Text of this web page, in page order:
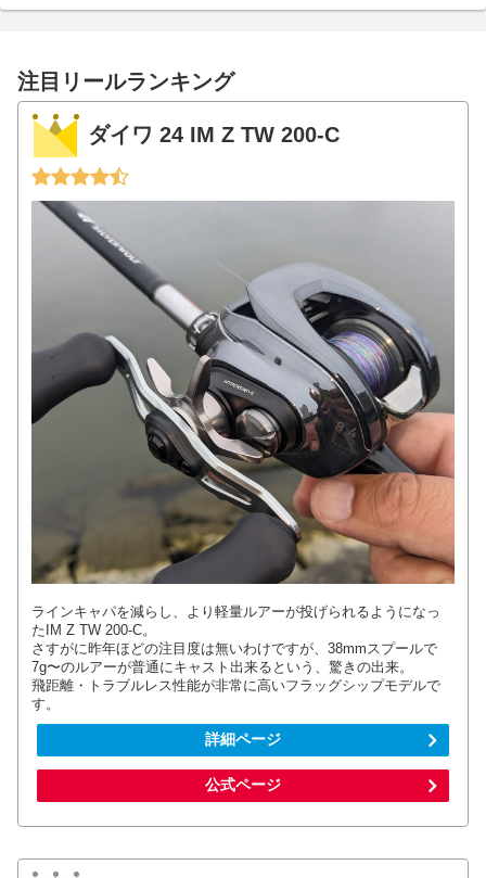
注目リールランキング
ダイワ 24 IM Z TW 200-C
ラインキャパを減らし、より軽量ルアーが投げられるようになっ
たIM Z TW 200-C。
さすがに昨年ほどの注目度は無いわけですが、38mmスプールで
7g〜のルアーが普通にキャスト出来るという、驚きの出来。
飛距離・トラブルレス性能が非常に高いフラッグシップモデルで
す。
詳細ページ
公式ページ